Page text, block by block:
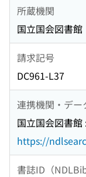
所蔵機関
国立国会図書館
請求記号
DC961-L37
連携機関・デー
国立国会図書
https://
書誌ID（